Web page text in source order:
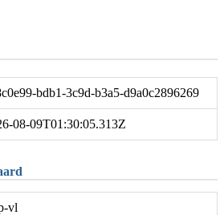
bdb1-3c9d-b3a5-d9a0c2896269
08-09T01:30:05.313Z
vl